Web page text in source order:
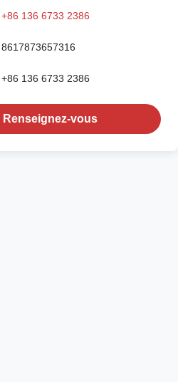
+86 136 6733 2386
8617873657316
+86 136 6733 2386
Renseignez-vous